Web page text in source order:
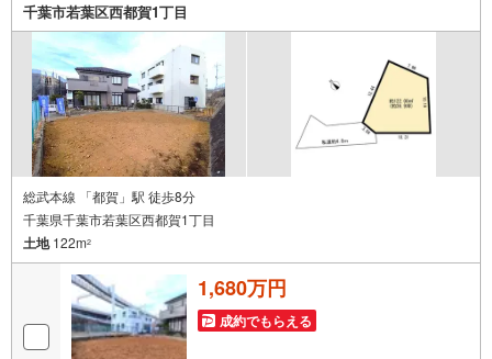
千葉市若葉区西都賀1丁目
総武本線 「都賀」駅 徒歩8分
千葉県千葉市若葉区西都賀1丁目
土地122m2
1,680万円
成約でもらえる